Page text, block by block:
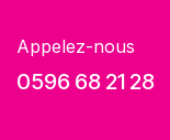
Appelez-nous
0596 68 21 28